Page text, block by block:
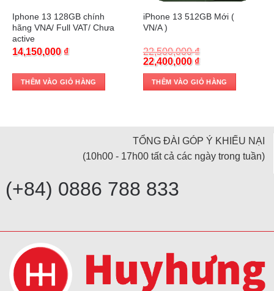
Iphone 13 128GB chính
hãng VNA/ Full VAT/ Chưa
active
14,150,000 ₫
THÊM VÀO GIỎ HÀNG
iPhone 13 512GB Mới (
VN/A )
22,500,000₫
Original
price
was:
22,500,000 ₫.
22,400,000 ₫Current
is:
22,400,000 ₫.
THÊM VÀO GIỎ HÀNG
TỔNG ĐÀI GÓP Ý KHIẾU NẠI
(10h00 - 17h00 tất cả các ngày trong tuần)
(+84) 0886 788 833